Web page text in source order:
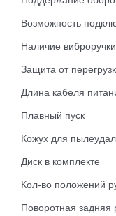
Возможность
Наличие виброручки
Защита от
Длина кабеля
Плавный пуск
Кожух для
Диск в комплекте
Кол-во положений
Поворотная задняя